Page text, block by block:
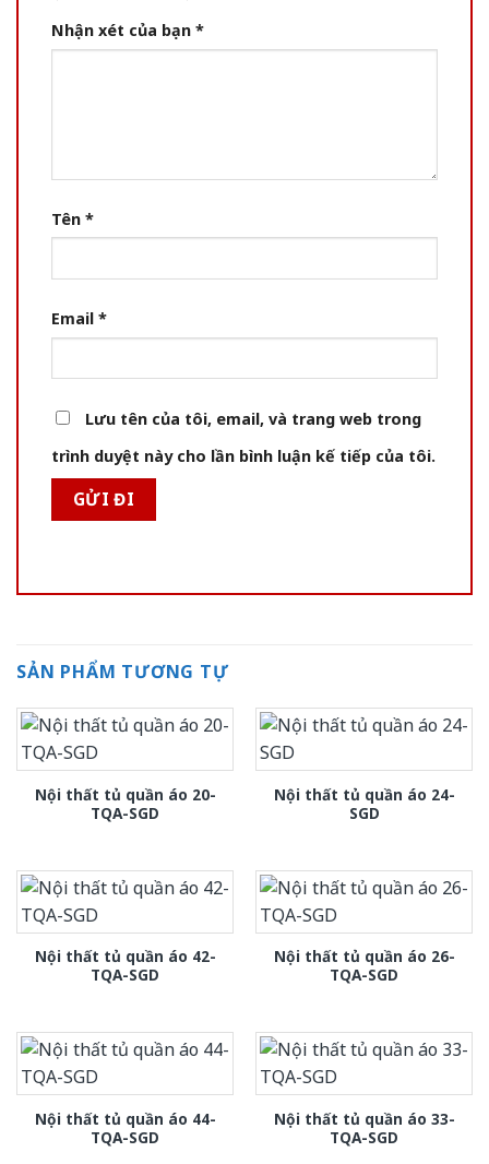
Nhận xét của bạn *
Tên *
Email *
Lưu tên của tôi, email, và trang web trong
trình duyệt này cho lần bình luận kế tiếp của tôi.
SẢN PHẨM TƯƠNG TỰ
Nội thất tủ quần áo 20-
TQA-SGD
Nội thất tủ quần áo 24-
SGD
Nội thất tủ quần áo 42-
TQA-SGD
Nội thất tủ quần áo 26-
TQA-SGD
Nội thất tủ quần áo 44-
TQA-SGD
Nội thất tủ quần áo 33-
TQA-SGD